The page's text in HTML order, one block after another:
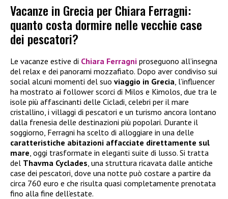
Vacanze in Grecia per Chiara Ferragni:
quanto costa dormire nelle vecchie case
dei pescatori?
Le vacanze estive di Chiara Ferragni proseguono all’insegna
del relax e dei panorami mozzafiato. Dopo aver condiviso sui
social alcuni momenti del suo viaggio in Grecia , l’influencer
ha mostrato ai follower scorci di Milos e Kimolos, due tra le
isole più affascinanti delle Cicladi, celebri per il mare
cristallino, i villaggi di pescatori e un turismo ancora lontano
dalla frenesia delle destinazioni più popolari. Durante il
soggiorno, Ferragni ha scelto di alloggiare in una delle
caratteristiche abitazioni affacciate direttamente sul
mare , oggi trasformate in eleganti suite di lusso. Si tratta
del Thavma Cyclades , una struttura ricavata dalle antiche
case dei pescatori, dove una notte può costare a partire da
circa 760 euro e che risulta quasi completamente prenotata
fino alla fine dell’estate.